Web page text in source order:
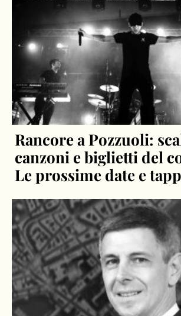
Rancore a Pozzuoli:
canzoni e biglietti del
Le prossime date e